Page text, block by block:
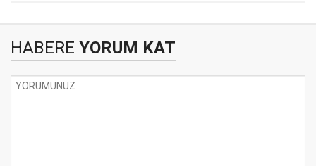
HABERE YORUM KAT